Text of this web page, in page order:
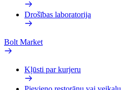
Drošības laboratorija
Bolt Market
Kļūsti par kurjeru